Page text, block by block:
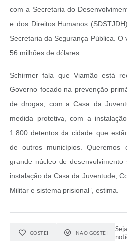
com a Secretaria do
e dos Direitos Humanos
Secretaria da Segurança Pública. O
56 milhões de dólares.
Schirmer fala que Viamão está
Governo focado na prevenção
de drogas, com a Casa da
medida protetiva, com a
1.800 detentos da cidade que
de outros municípios. Queremos
grande núcleo de
instalação da Casa da Juventude,
Militar e sistema prisional”, estima.
GOSTEI NÃO GOSTEI